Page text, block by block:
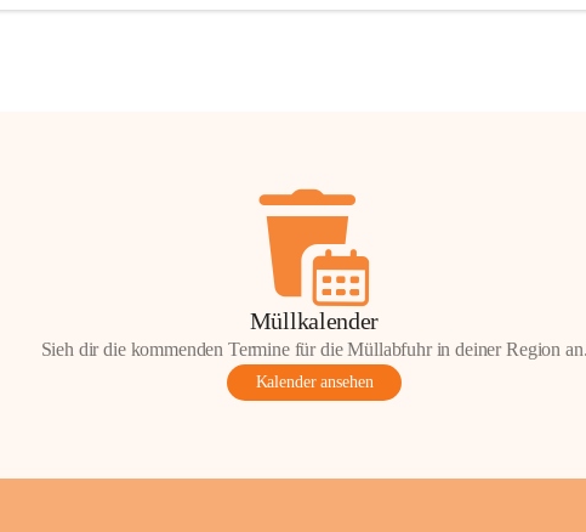
Müllkalender
Sieh dir die kommenden Termine für die Müllabfuhr in deiner Region
Kalender ansehen